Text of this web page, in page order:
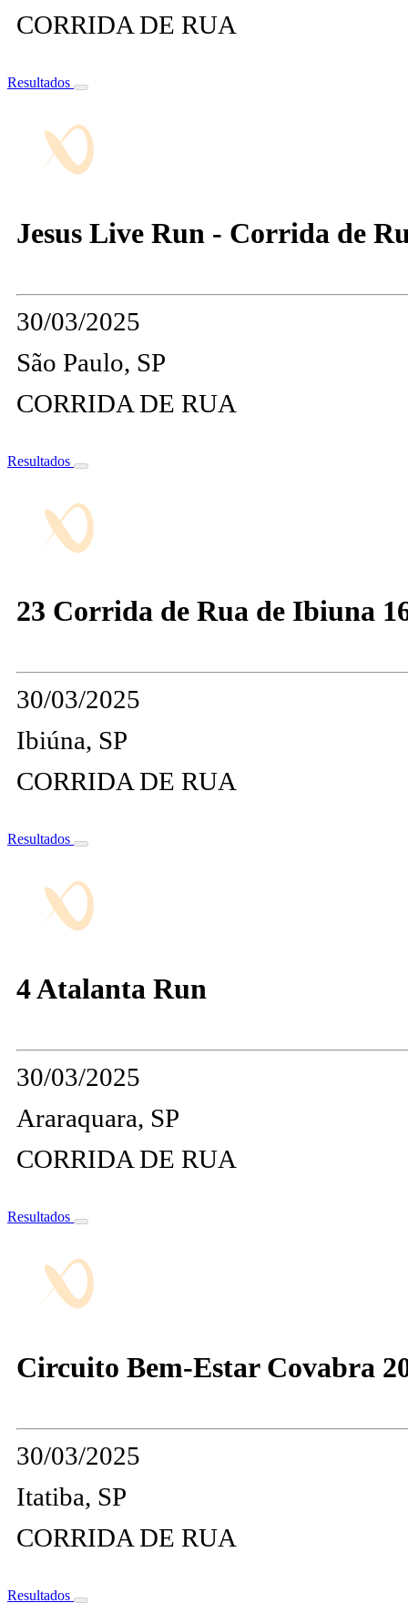
CORRIDA DE RUA
Resultados
Jesus Live Run - Corrida de
30/03/2025
São Paulo, SP
CORRIDA DE RUA
Resultados
23 Corrida de Rua de Ibiuna
30/03/2025
Ibiúna, SP
CORRIDA DE RUA
Resultados
4 Atalanta Run
30/03/2025
Araraquara, SP
CORRIDA DE RUA
Resultados
Circuito Bem-Estar Covabra
30/03/2025
Itatiba, SP
CORRIDA DE RUA
Resultados